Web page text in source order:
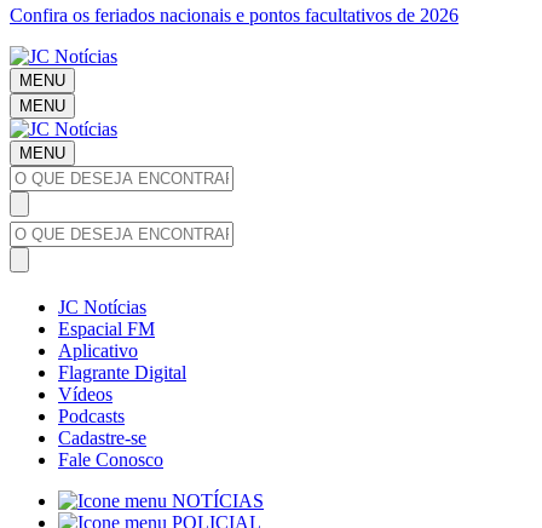
Confira os feriados nacionais e pontos facultativos de 2026
MENU
MENU
MENU
JC Notícias
Espacial FM
Aplicativo
Flagrante Digital
Vídeos
Podcasts
Cadastre-se
Fale Conosco
NOTÍCIAS
POLICIAL